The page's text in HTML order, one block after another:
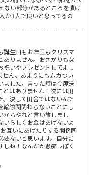
ない部分があるところを漬け
か3人で良いと思ってるの
誕生日もお年玉もクリスマ
ありません。おさがりもな
祝いやプレゼントしてまし
せん。あまりにもムカつい
ました。言った時は今度送
とはありません！次には田
。決して田舎ではないんで
際関関わらないことにし
からやれと言い放しまし
いらしくお金はあげないよ
互いにあげたりする関係同
要ないと思います。自分だ
しね！なんだか愚痴っぽく